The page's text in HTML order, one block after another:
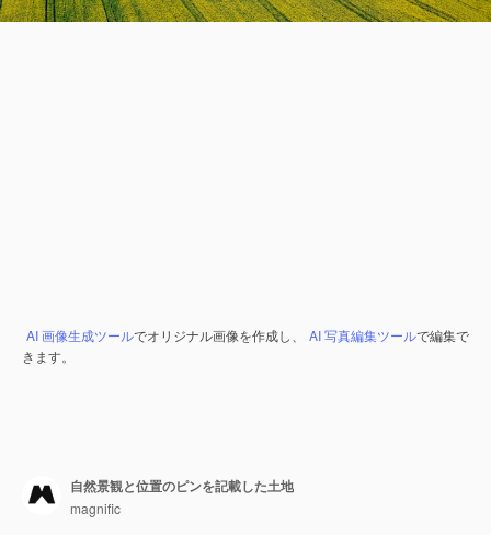
AI 画像生成ツールでオリジナル画像を作成し、 AI 写真編集ツールで編集で
きます。
自然景観と位置のピンを記載した土地
magnific